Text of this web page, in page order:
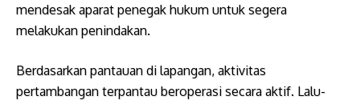
mendesak aparat penegak hukum untuk segera
melakukan penindakan.
Berdasarkan pantauan di lapangan, aktivitas
pertambangan terpantau beroperasi secara aktif. Lalu-